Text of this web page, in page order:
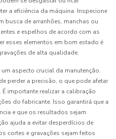
a eficiência da máquina. Inspecione
busca de arranhões, manchas ou
e espelhos de acordo com as
esses elementos em bom estado é
de alta qualidade.
aspecto crucial da manutenção.
perder a precisão, o que pode afetar
importante realizar a calibração
do fabricante. Isso garantirá que a
e que os resultados sejam
ajuda a evitar desperdícios de
cortes e gravações sejam feitos